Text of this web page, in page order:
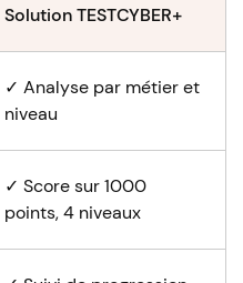
Solution TESTCYBER+
✓ Analyse par métier et
niveau
✓ Score sur 1000
points, 4 niveaux